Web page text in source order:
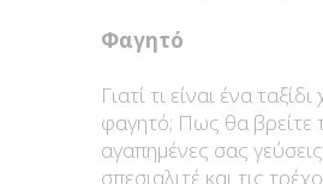
Φαγητό
Γιατί τι είναι ένα
φαγητό; Πως θα βρείτε
αγαπημένες σας
σπεσιαλιτέ και τις